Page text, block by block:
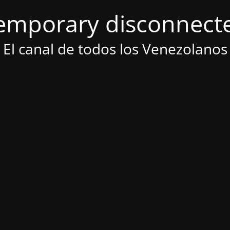
El canal de todos los Venezolanos